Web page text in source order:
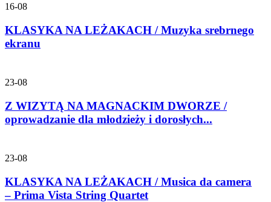
16-08
KLASYKA NA LEŻAKACH / Muzyka srebrnego
ekranu
23-08
Z WIZYTĄ NA MAGNACKIM DWORZE /
oprowadzanie dla młodzieży i dorosłych...
23-08
KLASYKA NA LEŻAKACH / Musica da camera
– Prima Vista String Quartet